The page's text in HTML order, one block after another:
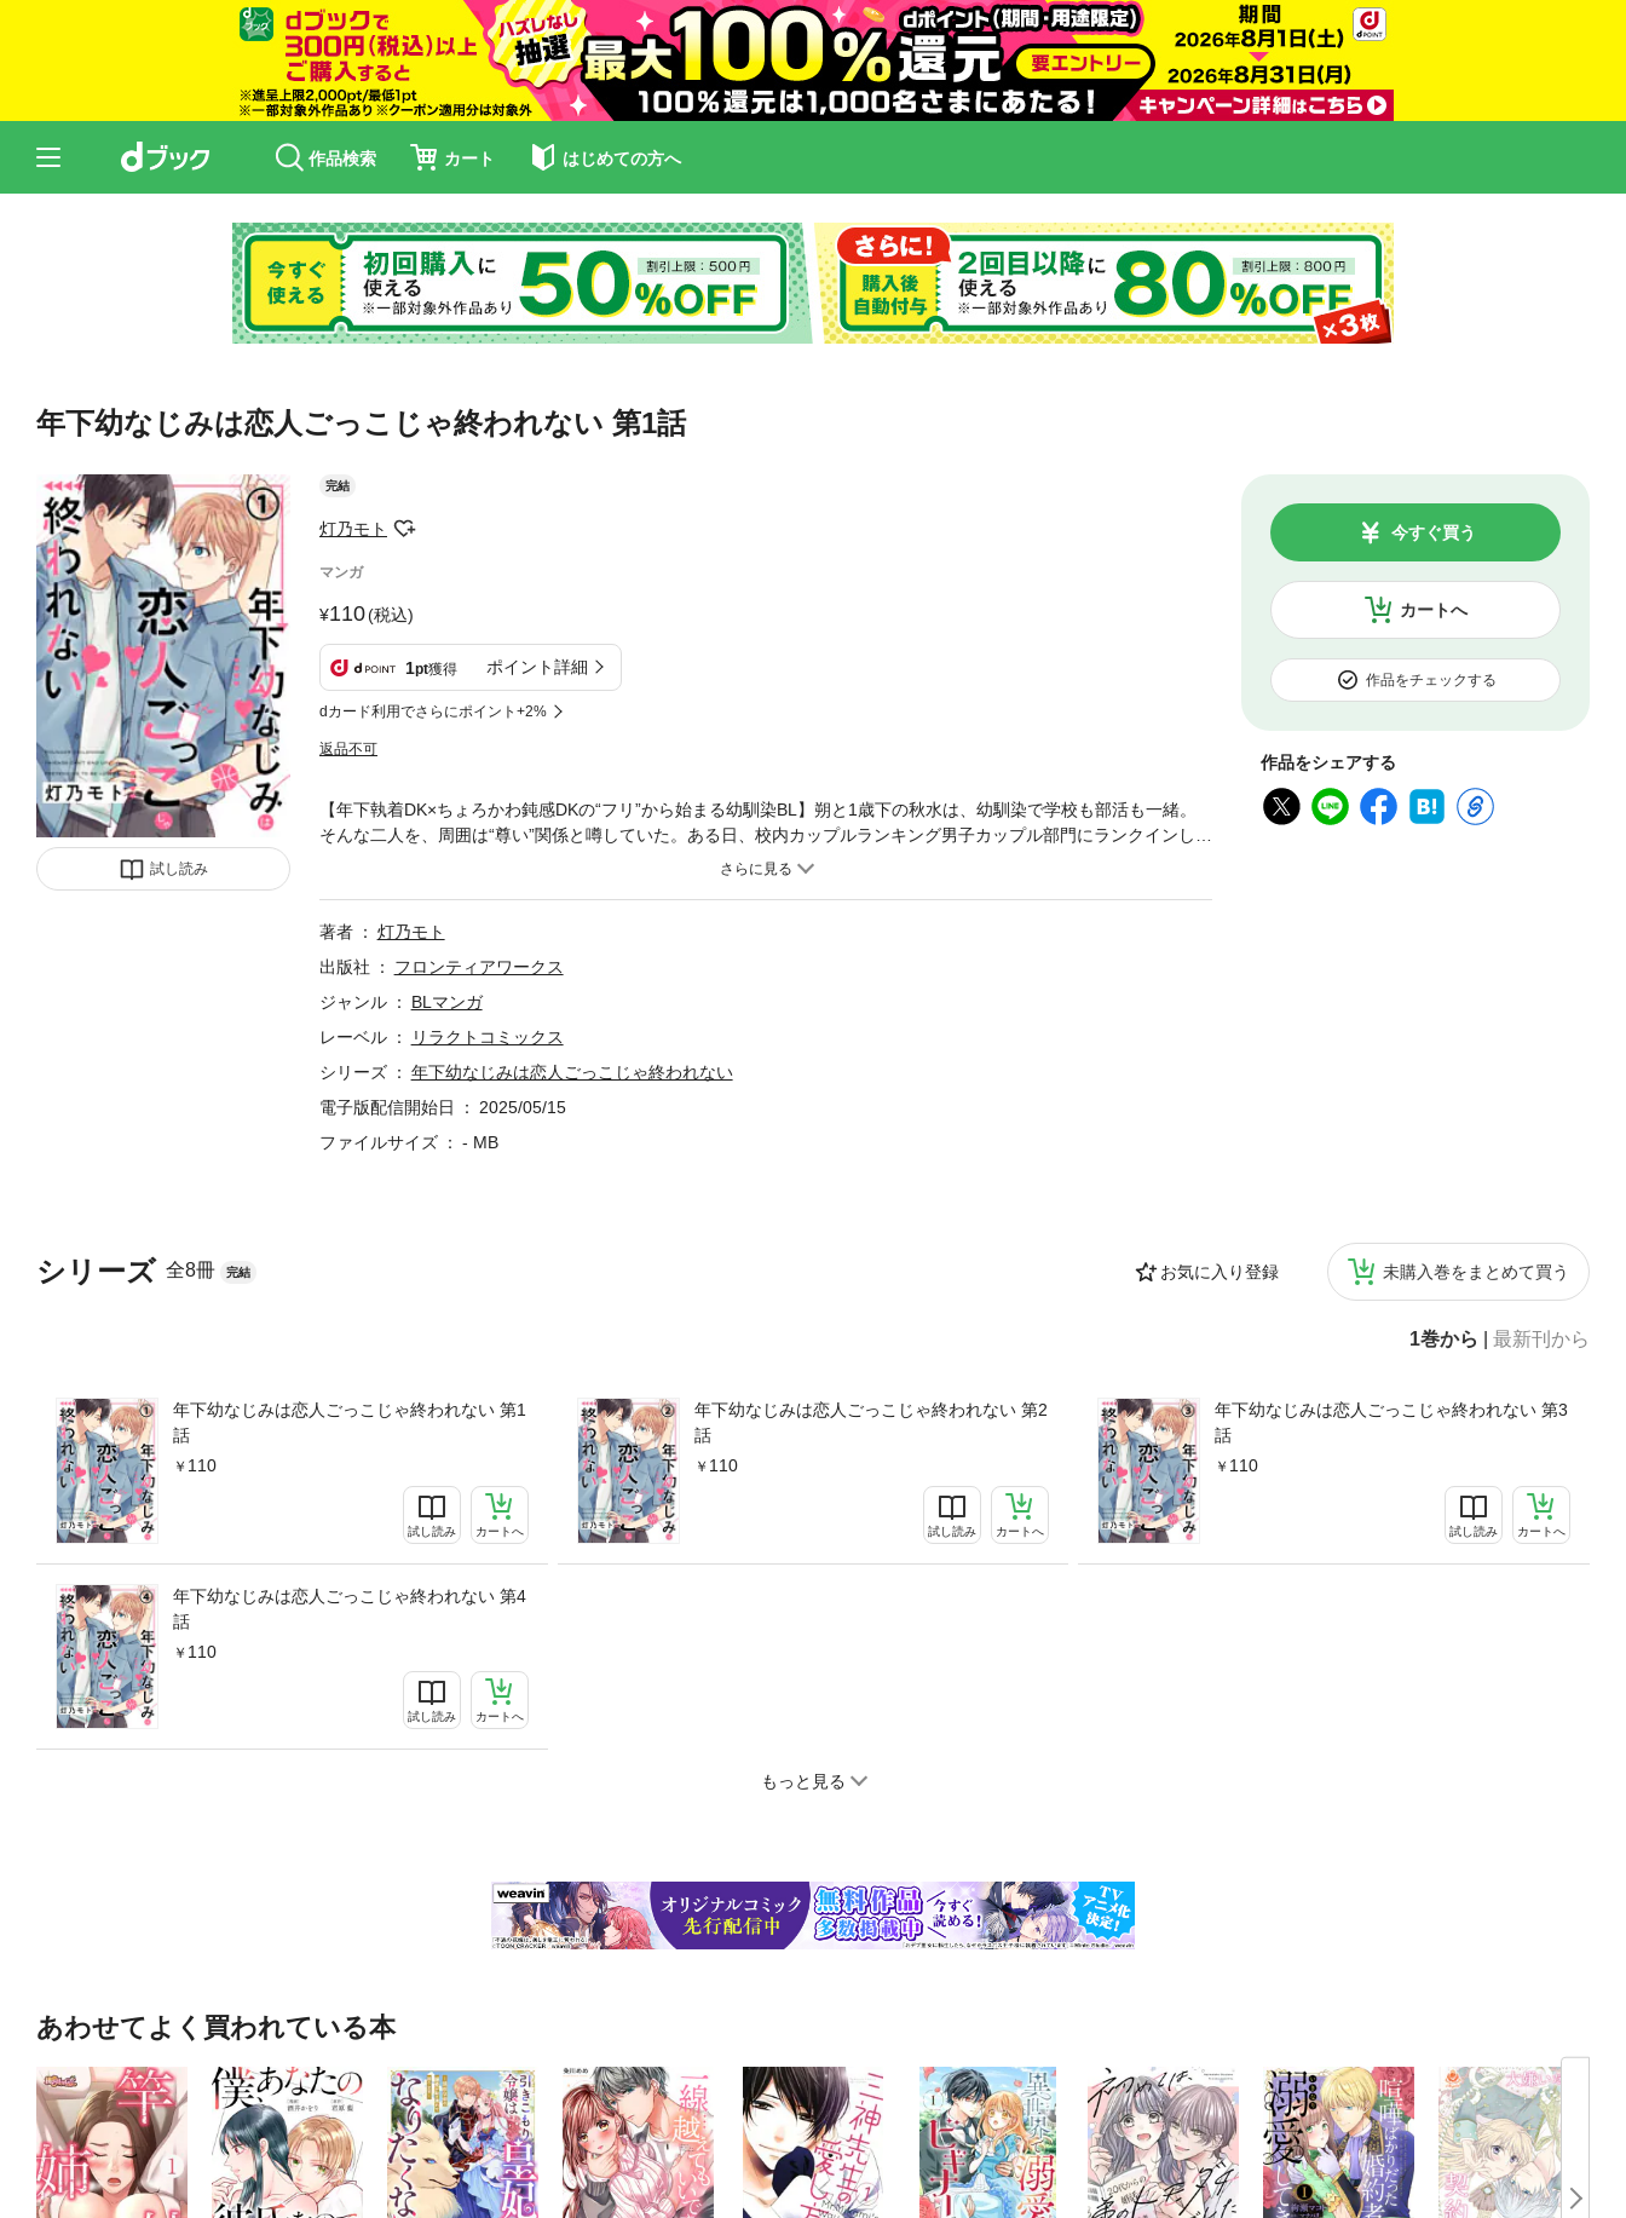
作品検索 カート はじめての方へ
年下幼なじみは恋人ごっこじゃ終われない 第1話
試し読み
完結
灯乃モト
マンガ
110(税込)
1pt獲得 ポイント詳細
dカード利用でさらにポイント+2%
返品不可
カートへ
今すぐ買う
作品をチェックする
作品をシェアする
シリーズ 全8冊 完結 お気に入り登録 未購入巻をまとめて買う
1巻から 最新刊から
年下幼なじみは恋人ごっこじゃ終われない 第1
話
110
試し読み カートへ
年下幼なじみは恋人ごっこじゃ終われない 第2
話
110
試し読み カートへ
年下幼なじみは恋人ごっこじゃ終われない 第3
話
110
試し読み カートへ
年下幼なじみは恋人ごっこじゃ終われない 第4
話
110
試し読み カートへ
もっと見る
【年下執着DK×ちょろかわ鈍感DKの“フリ”から始まる幼馴染BL】朔と1歳下の秋水は、幼馴染で学校も部活も一緒。
そんな二人を、周囲は“尊い”関係と噂していた。ある日、校内カップルランキング男子カップル部門にランクインして
しまう。「事実じゃない！」と抗議する朔だが、女子カップル部門の二人の仲睦まじい姿を目撃。彼女たちの関係を
き下ろしの続編を追加したものです。重複購入にご注意下さい。
著者
灯乃モト
出版社
フロンティアワークス
ジャンル
BLマンガ
レーベル
リラクトコミックス
シリーズ
年下幼なじみは恋人ごっこじゃ終われない
電子版配信開始日
2025/05/15
ファイルサイズ
- MB
あわせてよく買われている本